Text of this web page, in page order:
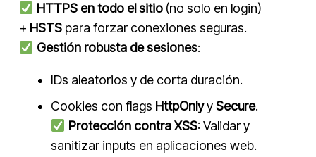
HTTPS en todo el sitio(no solo en login)
+ HSTS para forzar conexiones seguras.
Gestión robusta de sesiones:
IDs aleatorios y de corta duración.
Cookies con flags HttpOnlyySecure.
Protección contra XSS: Validar y
sanitizar inputs en aplicaciones web.